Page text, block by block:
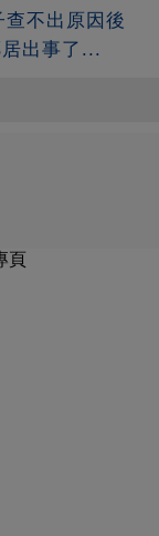
不出原因後
出事了...
頁